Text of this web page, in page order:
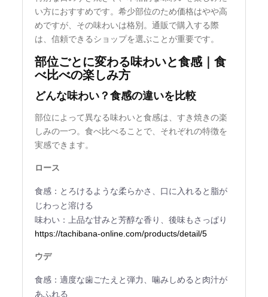
い方におすすめです。希少部位のため価格はやや高
めですが、その味わいは格別。通販で購入する際
は、信頼できるショップを選ぶことが重要です。
部位ごとに変わる味わいと食感｜食
べ比べの楽しみ方
どんな味わい？食感の違いを比較
部位によって異なる味わいと食感は、すき焼きの楽
しみの一つ。食べ比べることで、それぞれの特徴を
実感できます。
ロース
食感：とろけるような柔らかさ、口に入れると脂が
じわっと溶ける
味わい：上品な甘みと芳醇な香り、後味もさっぱり
https://tachibana-online.com/products/detail/5
ウデ
食感：適度な歯ごたえと弾力、噛みしめると肉汁が
あふれる